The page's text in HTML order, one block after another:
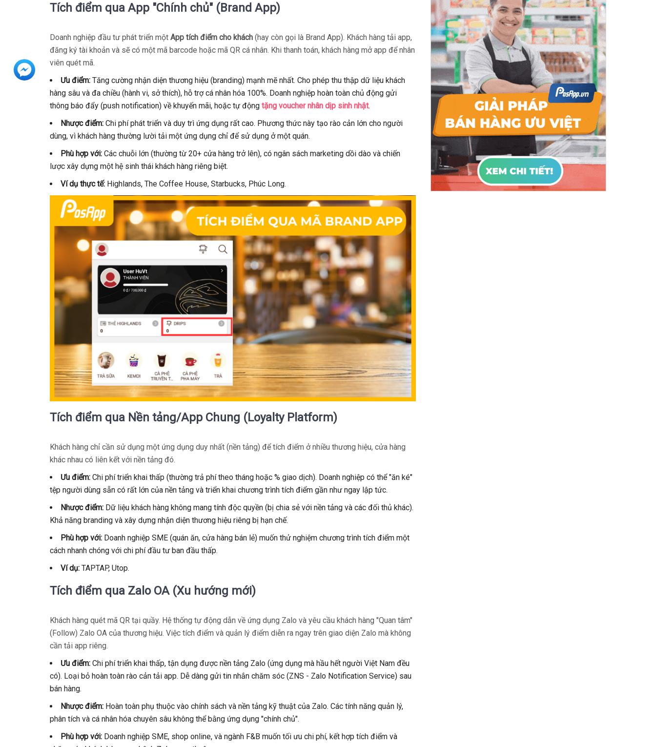
Tích điểm qua App "Chính chủ" (Brand App)
Doanh nghiệp đầu tư phát triển một App tích điểm cho khách (hay còn gọi là Brand App). Khách hàng tải app,
đăng ký tài khoản và sẽ có một mã barcode hoặc mã QR cá nhân. Khi thanh toán, khách hàng mở app để nhân
viên quét mã.
Ưu điểm: Tăng cường nhận diện thương hiệu (branding) mạnh mẽ nhất. Cho phép thu thập dữ liệu khách
hàng sâu và đa chiều (hành vi, sở thích), hỗ trợ cá nhân hóa 100%. Doanh nghiệp hoàn toàn chủ động gửi
thông báo đẩy (push notification) về khuyến mãi, hoặc tự động tặng voucher nhân dịp sinh nhật.
Nhược điểm: Chi phí phát triển và duy trì ứng dụng rất cao. Phương thức này tạo rào cản lớn cho người
dùng, vì khách hàng thường lười tải một ứng dụng chỉ để sử dụng ở một quán.
Phù hợp với: Các chuỗi lớn (thường từ 20+ cửa hàng trở lên), có ngân sách marketing dồi dào và chiến
lược xây dựng một hệ sinh thái khách hàng riêng biệt.
Ví dụ thực tế: Highlands, The Coffee House, Starbucks, Phúc Long.
Tích điểm qua Nền tảng/App Chung (Loyalty Platform)
Khách hàng chỉ cần sử dụng một ứng dụng duy nhất (nền tảng) để tích điểm ở nhiều thương hiệu, cửa hàng
khác nhau có liên kết với nền tảng đó.
Ưu điểm: Chi phí triển khai thấp (thường trả phí theo tháng hoặc % giao dịch). Doanh nghiệp có thể "ăn ké"
tệp người dùng sẵn có rất lớn của nền tảng và triển khai chương trình tích điểm gần như ngay lập tức.
Nhược điểm: Dữ liệu khách hàng không mang tính độc quyền (bị chia sẻ với nền tảng và các đối thủ khác).
Khả năng branding và xây dựng nhận diện thương hiệu riêng bị hạn chế.
Phù hợp với: Doanh nghiệp SME (quán ăn, cửa hàng bán lẻ) muốn thử nghiệm chương trình tích điểm một
cách nhanh chóng với chi phí đầu tư ban đầu thấp.
Ví dụ: TAPTAP, Utop.
Tích điểm qua Zalo OA (Xu hướng mới)
Khách hàng quét mã QR tại quầy. Hệ thống tự động dẫn về ứng dụng Zalo và yêu cầu khách hàng "Quan tâm"
(Follow) Zalo OA của thương hiệu. Việc tích điểm và quản lý điểm diễn ra ngay trên giao diện Zalo mà không
cần tải app riêng.
Ưu điểm: Chi phí triển khai thấp, tận dụng được nền tảng Zalo (ứng dụng mà hầu hết người Việt Nam đều
có). Loại bỏ hoàn toàn rào cản tải app. Dễ dàng gửi tin nhắn chăm sóc (ZNS - Zalo Notification Service) sau
bán hàng.
Nhược điểm: Hoàn toàn phụ thuộc vào chính sách và nền tảng kỹ thuật của Zalo. Các tính năng quản lý,
phân tích và cá nhân hóa chuyên sâu không thể bằng ứng dụng "chính chủ".
Phù hợp với: Doanh nghiệp SME, shop online, và ngành F&B muốn tối ưu chi phí, kết hợp tích điểm và